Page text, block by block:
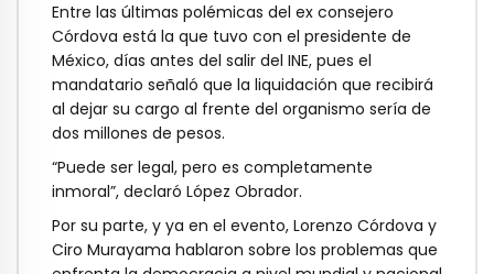
Entre las últimas polémicas del ex consejero
Córdova está la que tuvo con el presidente de
México, días antes del salir del INE, pues el
mandatario señaló que la liquidación que recibirá
al dejar su cargo al frente del organismo sería de
dos millones de pesos.
“Puede ser legal, pero es completamente
inmoral”, declaró López Obrador.
Por su parte, y ya en el evento, Lorenzo Córdova y
Ciro Murayama hablaron sobre los problemas que